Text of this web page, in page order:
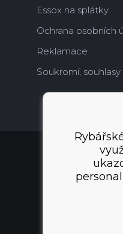
Essox na splátky
Ochrana osobních
Reklamace
Soukromí,